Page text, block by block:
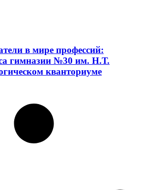
в мире профессий:
гимназии №30 им. Н.Т.
кванториуме